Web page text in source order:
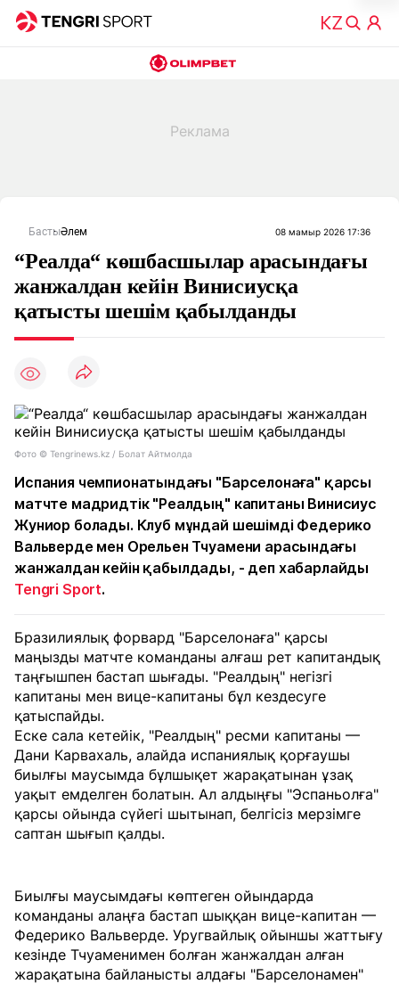
БастыӘлем 08 мамыр 2026 17:36
“Реалда“ көшбасшылар арасындағы
жанжалдан кейін Винисиусқа
қатысты шешім қабылданды
Фото © Tengrinews.kz / Болат Айтмолда
Испания чемпионатындағы "Барселонаға" қарсы
матчте мадридтік "Реалдың" капитаны Винисиус
Жуниор болады. Клуб мұндай шешімді Федерико
Вальверде мен Орельен Тчуамени арасындағы
жанжалдан кейін қабылдады, - деп хабарлайды
Tengri Sport.
Бразилиялық форвард "Барселонаға" қарсы
маңызды матчте команданы алғаш рет капитандық
таңғышпен бастап шығады. "Реалдың" негізгі
капитаны мен вице-капитаны бұл кездесуге
қатыспайды.
Еске сала кетейік, "Реалдың" ресми капитаны —
Дани Карвахаль, алайда испаниялық қорғаушы
биылғы маусымда бұлшықет жарақатынан ұзақ
уақыт емделген болатын. Ал алдыңғы "Эспаньолға"
қарсы ойында сүйегі шытынап, белгісіз мерзімге
саптан шығып қалды.
Биылғы маусымдағы көптеген ойындарда
команданы алаңға бастап шыққан вице-капитан —
Федерико Вальверде. Уругвайлық ойыншы жаттығу
кезінде Тчуаменимен болған жанжалдан алған
жарақатына байланысты алдағы "Барселонамен"